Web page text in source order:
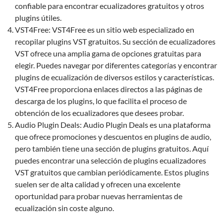
confiable para encontrar ecualizadores gratuitos y otros
plugins útiles.
VST4Free: VST4Free es un sitio web especializado en
recopilar plugins VST gratuitos. Su sección de ecualizadores
VST ofrece una amplia gama de opciones gratuitas para
elegir. Puedes navegar por diferentes categorías y encontrar
plugins de ecualización de diversos estilos y características.
VST4Free proporciona enlaces directos a las páginas de
descarga de los plugins, lo que facilita el proceso de
obtención de los ecualizadores que desees probar.
Audio Plugin Deals: Audio Plugin Deals es una plataforma
que ofrece promociones y descuentos en plugins de audio,
pero también tiene una sección de plugins gratuitos. Aquí
puedes encontrar una selección de plugins ecualizadores
VST gratuitos que cambian periódicamente. Estos plugins
suelen ser de alta calidad y ofrecen una excelente
oportunidad para probar nuevas herramientas de
ecualización sin coste alguno.